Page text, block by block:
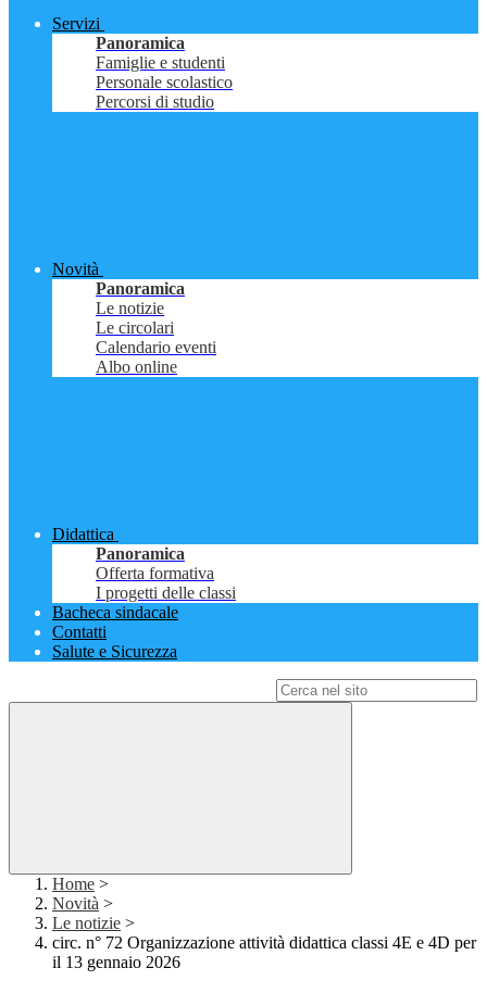
Servizi
Panoramica
Famiglie e studenti
Personale scolastico
Percorsi di studio
Novità
Panoramica
Le notizie
Le circolari
Calendario eventi
Albo online
Didattica
Panoramica
Offerta formativa
I progetti delle classi
Bacheca sindacale
Contatti
Salute e Sicurezza
Home >
Novità >
Le notizie >
circ. n° 72 Organizzazione attività didattica classi 4E e 4D per
il 13 gennaio 2026